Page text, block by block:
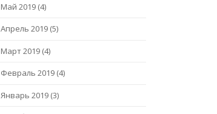
Май 2019 (4)
Апрель 2019 (5)
Март 2019 (4)
Февраль 2019 (4)
Январь 2019 (3)